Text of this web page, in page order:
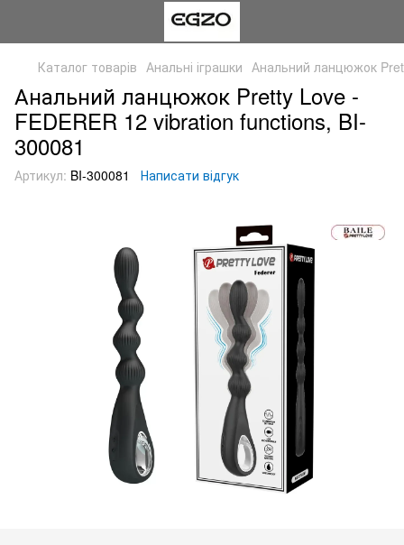
Каталог товарів Анальні іграшки Анальний ланцюжок
Анальний ланцюжок Pretty Love -
FEDERER 12 vibration functions, BI-
300081
Артикул: BI-300081 Написати відгук